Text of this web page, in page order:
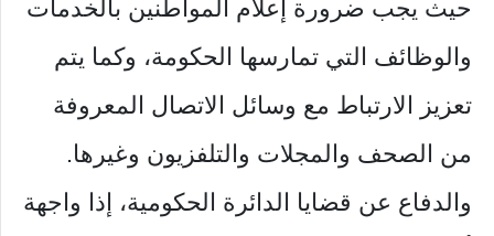
حيث يجب ضرورة إعلام المواطنين بالخدمات
والوظائف التي تمارسها الحكومة، وكما يتم
تعزيز الارتباط مع وسائل الاتصال المعروفة
من الصحف والمجلات والتلفزيون وغيرها.
والدفاع عن قضايا الدائرة الحكومية، إذا واجهة